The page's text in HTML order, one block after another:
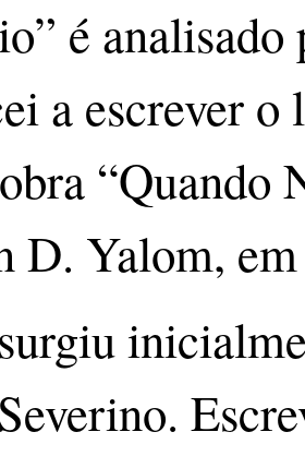
é
a escrever
“Quando
D. Yalom,